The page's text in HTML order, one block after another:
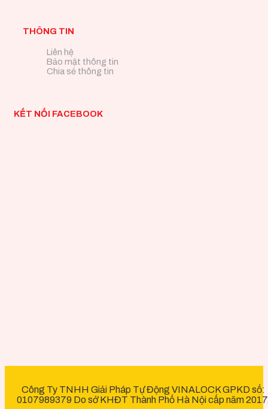
THÔNG TIN
Liên hệ
Bảo mật thông tin
Chia sẻ thông tin
KẾT NỐI FACEBOOK
Công Ty TNHH Giải Pháp Tự Động VINALOCK GPKD số:
0107989379 Do sở KHĐT Thành Phố Hà Nội cấp năm